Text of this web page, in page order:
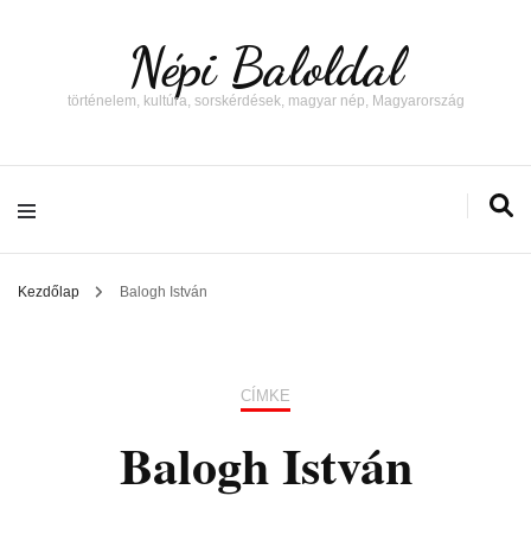
Népi Baloldal
történelem, kultúra, sorskérdések, magyar nép, Magyarország
Kezdőlap Balogh István
CÍMKE
Balogh István